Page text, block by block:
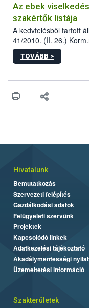
Az ebek
szakértők listája
A kedvtelésből tartott
41/2010. (II. 26.)
sérülés, illetve ennek
hatósági feladatokat,
vonni az ebek
TOVÁBB >
Hivatalunk
Bemutatkozás
Szervezeti felépítés
Gazdálkodási adatok
Felügyeleti szervünk
Projektek
Kapcsolódó linkek
Adatkezelési tájékoztató
Akadálymentességi
Üzemeltetési információ
Szakterületek